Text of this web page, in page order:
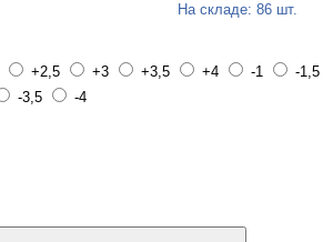
На складе: 86 шт.
+2,5 +3 +3,5 +4 -1
-1,5
-3,5 -4